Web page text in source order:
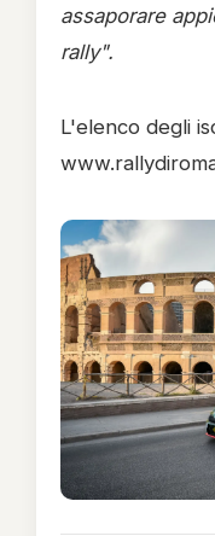
assaporare
rally".
L'elenco degli